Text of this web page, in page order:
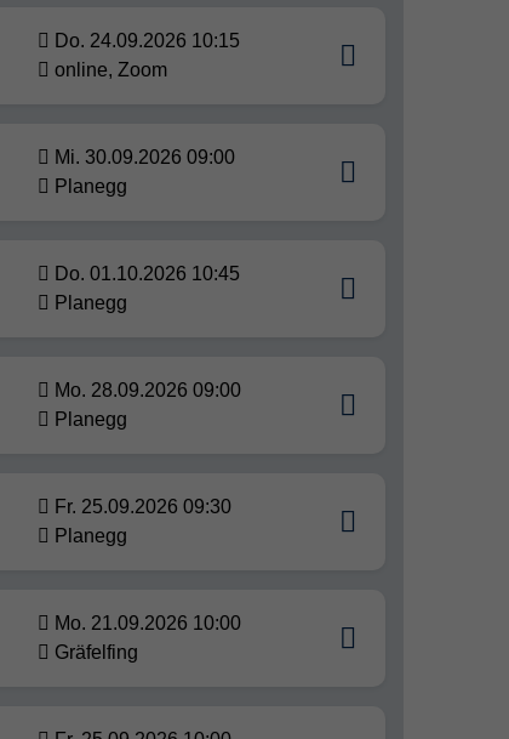
Do. 24.09.2026 10:15
online, Zoom
Mi. 30.09.2026 09:00
Planegg
Do. 01.10.2026 10:45
Planegg
Mo. 28.09.2026 09:00
Planegg
Fr. 25.09.2026 09:30
Planegg
Mo. 21.09.2026 10:00
Gräfelfing